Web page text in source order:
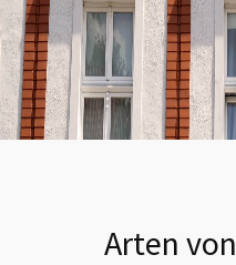
Arten von